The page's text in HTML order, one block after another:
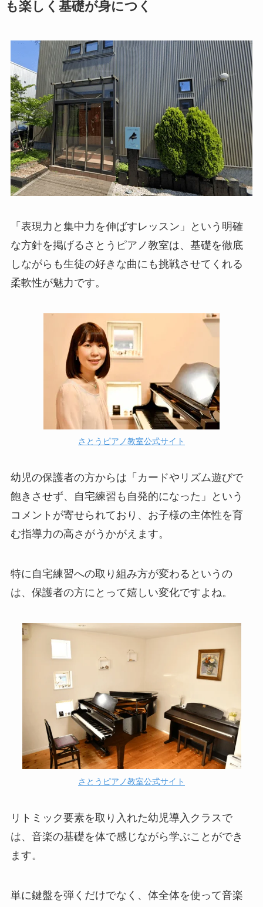
も楽しく基礎が身につく
「表現力と集中力を伸ばすレッスン」という明確
な方針を掲げるさとうピアノ教室は、基礎を徹底
しながらも生徒の好きな曲にも挑戦させてくれる
柔軟性が魅力です。
さとうピアノ教室公式サイト
幼児の保護者の方からは「カードやリズム遊びで
飽きさせず、自宅練習も自発的になった」という
コメントが寄せられており、お子様の主体性を育
む指導力の高さがうかがえます。
特に自宅練習への取り組み方が変わるというの
は、保護者の方にとって嬉しい変化ですよね。
さとうピアノ教室公式サイト
リトミック要素を取り入れた幼児導入クラスで
は、音楽の基礎を体で感じながら学ぶことができ
ます。
単に鍵盤を弾くだけでなく、体全体を使って音楽